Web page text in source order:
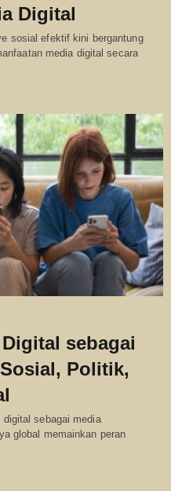
Digital
sosial efektif kini bergantung
media digital secara
sebagai
Politik,
sebagai media
global memainkan peran